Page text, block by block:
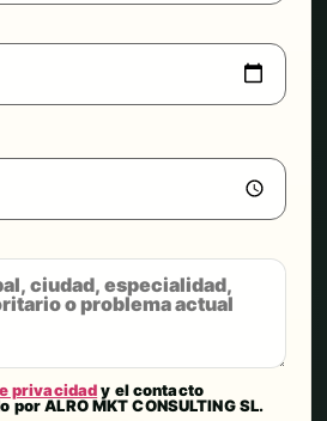
privacidady el contacto
ALRO MKT CONSULTING SL.